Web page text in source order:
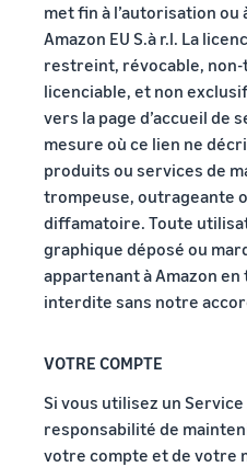
met fin à l’autorisation
Amazon EU S.à r.l. La
restreint, révocable,
licenciable, et non
vers la page d’accueil de
mesure où ce lien ne
produits ou services de
trompeuse, outrageante
diffamatoire. Toute
graphique déposé ou
appartenant à Amazon
interdite sans notre
VOTRE COMPTE
Si vous utilisez un
responsabilité de
votre compte et de votre